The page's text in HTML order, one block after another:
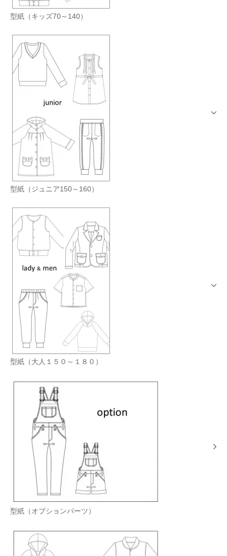
型紙（キッズ70～140）
型紙（ジュニア150～160）
型紙（大人１５０～１８０）
型紙（オプションパーツ）